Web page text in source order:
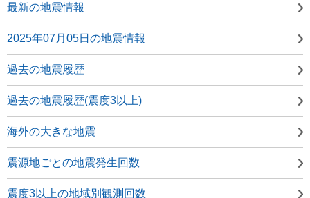
最新の地震情報
2025年07月05日の地震情報
過去の地震履歴
過去の地震履歴(震度3以上)
海外の大きな地震
震源地ごとの地震発生回数
震度3以上の地域別観測回数